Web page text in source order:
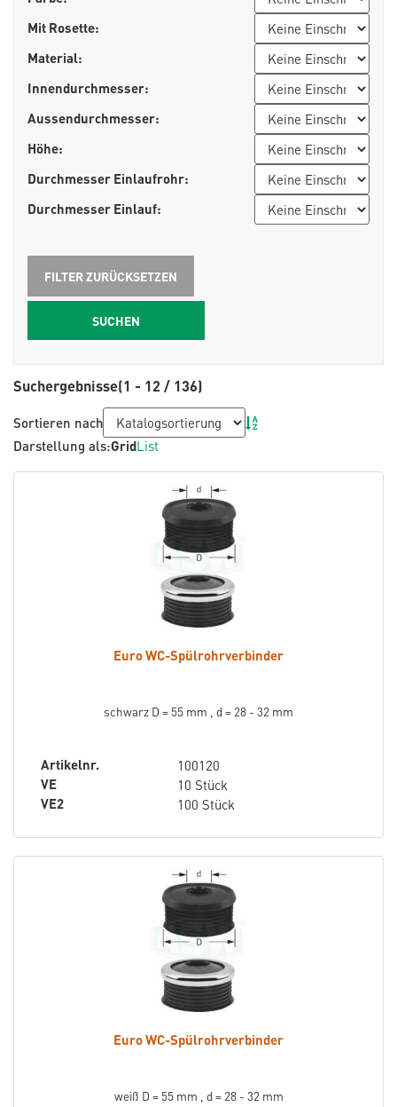
Mit Rosette:
Material:
Innendurchmesser:
Aussendurchmesser:
Höhe:
Durchmesser Einlaufrohr:
Durchmesser Einlauf:
Suchergebnisse(1 - 12 / 136)
Darstellung als:GridList
Sortieren nach
Euro WC-Spülrohrverbinder
schwarz D = 55 mm , d = 28 - 32 mm
Artikelnr.
100120
VE
10 Stück
VE2
100 Stück
Euro WC-Spülrohrverbinder
weiß D = 55 mm , d = 28 - 32 mm